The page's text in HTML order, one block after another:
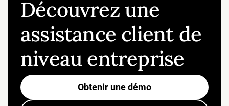
Découvrez une
assistance client de
niveau entreprise
Obtenir une démo